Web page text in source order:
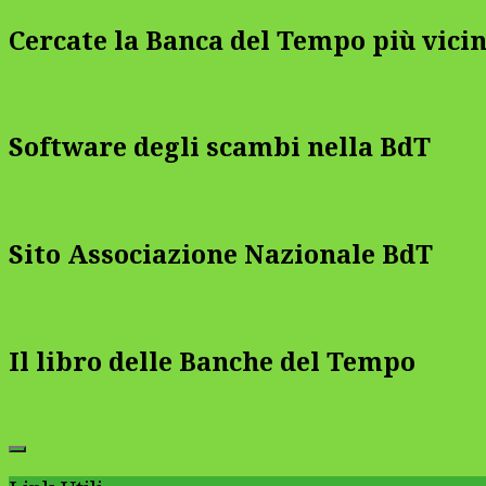
Cercate la Banca del Tempo più
Software degli scambi nella BdT
Sito Associazione Nazionale BdT
Il libro delle Banche del Tempo